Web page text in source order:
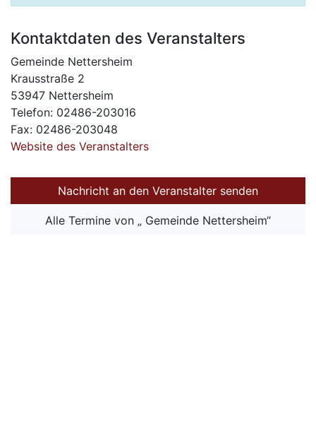
Kontaktdaten des Veranstalters
Gemeinde Nettersheim
Krausstraße 2
53947 Nettersheim
Telefon: 02486-203016
Fax: 02486-203048
Website des Veranstalters
Nachricht an den Veranstalter senden
Alle Termine von „ Gemeinde Nettersheim“